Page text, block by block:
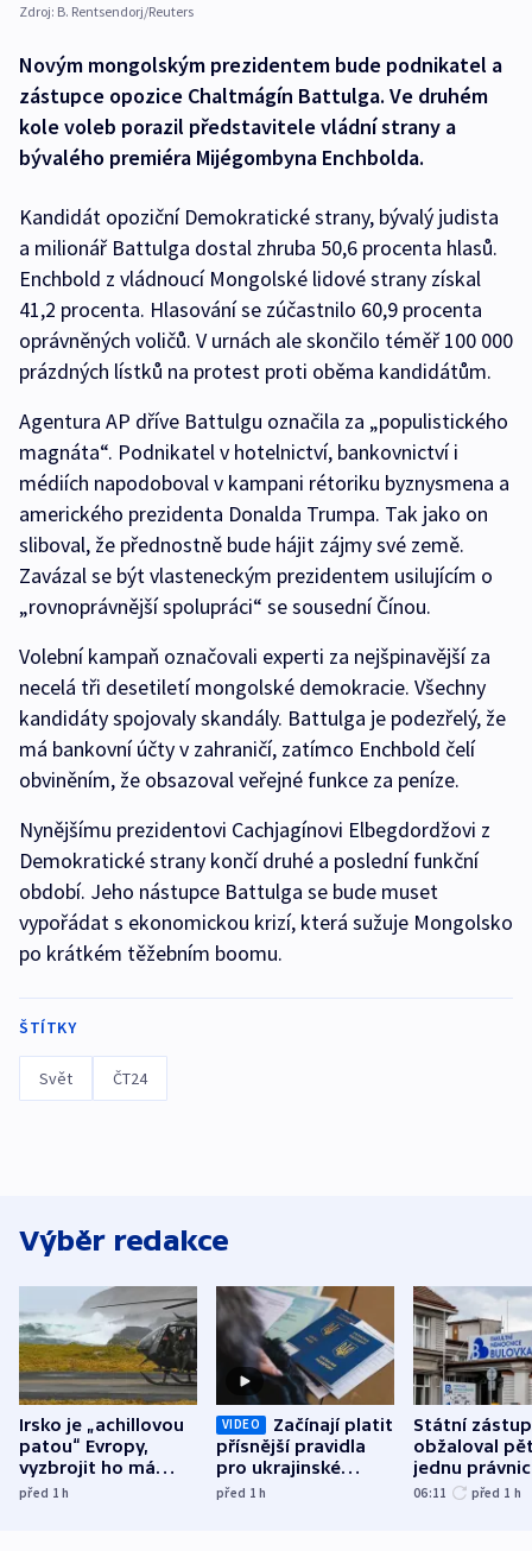
Zdroj: B. Rentsendorj/Reuters
Novým mongolským prezidentem bude podnikatel a
zástupce opozice Chaltmágín Battulga. Ve druhém
kole voleb porazil představitele vládní strany a
bývalého premiéra Mijégombyna Enchbolda.
Kandidát opoziční Demokratické strany, bývalý judista
a milionář Battulga dostal zhruba 50,6 procenta hlasů.
Enchbold z vládnoucí Mongolské lidové strany získal
41,2 procenta. Hlasování se zúčastnilo 60,9 procenta
oprávněných voličů. V urnách ale skončilo téměř 100 000
prázdných lístků na protest proti oběma kandidátům.
Agentura AP dříve Battulgu označila za „populistického
magnáta“. Podnikatel v hotelnictví, bankovnictví i
médiích napodoboval v kampani rétoriku byznysmena a
amerického prezidenta Donalda Trumpa. Tak jako on
sliboval, že přednostně bude hájit zájmy své země.
Zavázal se být vlasteneckým prezidentem usilujícím o
„rovnoprávnější spolupráci“ se sousední Čínou.
Volební kampaň označovali experti za nejšpinavější za
necelá tři desetiletí mongolské demokracie. Všechny
kandidáty spojovaly skandály. Battulga je podezřelý, že
má bankovní účty v zahraničí, zatímco Enchbold čelí
obviněním, že obsazoval veřejné funkce za peníze.
Nynějšímu prezidentovi Cachjagínovi Elbegdordžovi z
Demokratické strany končí druhé a poslední funkční
období. Jeho nástupce Battulga se bude muset
vypořádat s ekonomickou krizí, která sužuje Mongolsko
po krátkém těžebním boomu.
ŠTÍTKY
Svět ČT24
Výběr redakce
Irsko je „achillovou
patou“ Evropy,
vyzbrojit ho má
Francie
před 1h
VIDEO
Začínají platit
přísnější pravidla
pro ukrajinské
uprchlíky
před 1h
Státní
obžaloval
jednu
osobu v
06:11 před 1 h